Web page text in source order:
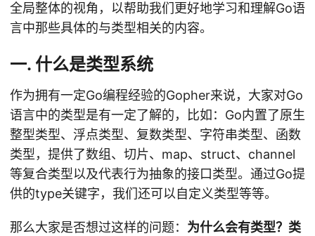
全局整体的视角，以帮助我们更好地学习和理解Go语
言中那些具体的与类型相关的内容。
一. 什么是类型系统
作为拥有一定Go编程经验的Gopher来说，大家对Go
语言中的类型是有一定了解的，比如：Go内置了原生
整型类型、浮点类型、复数类型、字符串类型、函数
类型，提供了数组、切片、map、struct、channel
等复合类型以及代表行为抽象的接口类型。通过Go提
供的type关键字，我们还可以自定义类型等等。
那么大家是否想过这样的问题： 为什么会有类型？类